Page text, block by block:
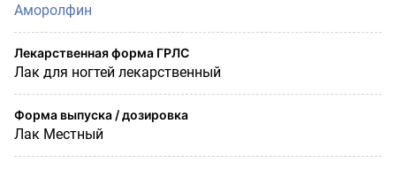
Аморолфин
Лекарственная форма ГРЛС
Лак для ногтей лекарственный
Форма выпуска / дозировка
Лак Местный